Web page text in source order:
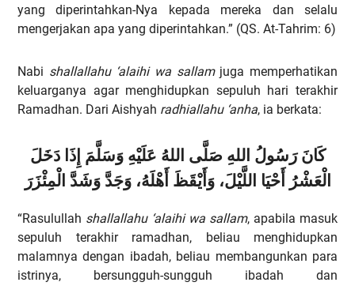
yang diperintahkan-Nya kepada mereka dan selalu
mengerjakan apa yang diperintahkan.” (QS. At-Tahrim: 6)
Nabi shallallahu ‘alaihi wa sallamjuga memperhatikan
keluarganya agar menghidupkan sepuluh hari terakhir
Ramadhan. Dari Aishyah radhiallahu ‘anha, ia berkata:
كَانَ رَسُولُ اللهِ صَلَّى اللهُ عَلَيْهِ وَسَلَّمَ إِذَا دَخَلَ
الْعَشْرُ أَحْيَا اللَّيْلَ، وَأَيْقَظَ أَهْلَهُ، وَجَدَّ وَشَدَّ الْمِئْزَرَ
“Rasulullah shallallahu ‘alaihi wa sallam, apabila masuk
sepuluh terakhir ramadhan, beliau menghidupkan
malamnya dengan ibadah, beliau membangunkan para
istrinya, bersungguh-sungguh ibadah dan